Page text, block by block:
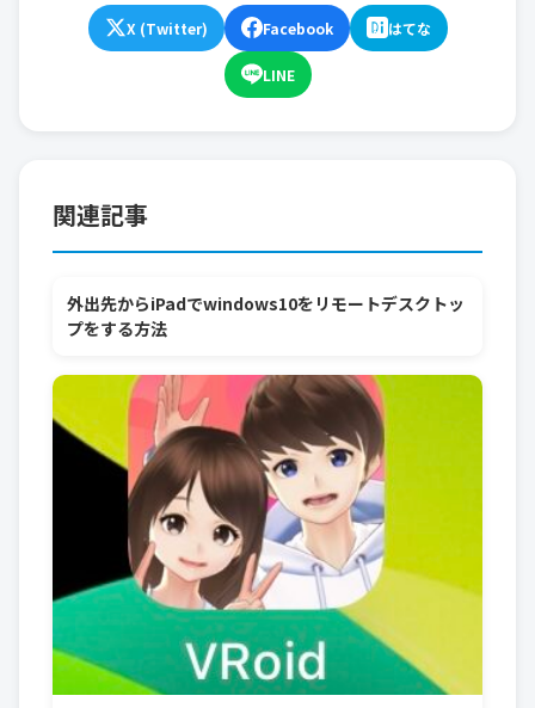
X (Twitter) Facebook はてな
LINE
関連記事
外出先からiPadでwindows10をリモートデスクトッ
プをする方法